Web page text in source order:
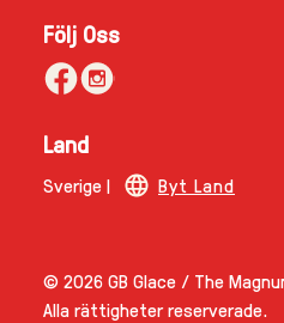
Följ Oss
Land
Sverige | Byt Land
© 2026 GB Glace / The
Alla rättigheter reserverade.